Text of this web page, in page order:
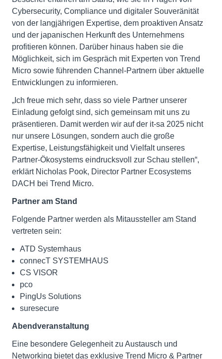
Cybersecurity, Compliance und digitaler Souveränität
von der langjährigen Expertise, dem proaktiven Ansatz
und der japanischen Herkunft des Unternehmens
profitieren können. Darüber hinaus haben sie die
Möglichkeit, sich im Gespräch mit Experten von Trend
Micro sowie führenden Channel-Partnern über aktuelle
Entwicklungen zu informieren.
„Ich freue mich sehr, dass so viele Partner unserer
Einladung gefolgt sind, sich gemeinsam mit uns zu
präsentieren. Damit werden wir auf der it-sa 2025 nicht
nur unsere Lösungen, sondern auch die große
Expertise, Leistungsfähigkeit und Vielfalt unseres
Partner-Ökosystems eindrucksvoll zur Schau stellen“,
erklärt Nicholas Pook, Director Partner Ecosystems
DACH bei Trend Micro.
Partner am Stand
Folgende Partner werden als Mitaussteller am Stand
vertreten sein:
ATD Systemhaus
connecT SYSTEMHAUS
CS VISOR
pco
PingUs Solutions
suresecure
Abendveranstaltung
Eine besondere Gelegenheit zu Austausch und
Networking bietet das exklusive Trend Micro & Partner